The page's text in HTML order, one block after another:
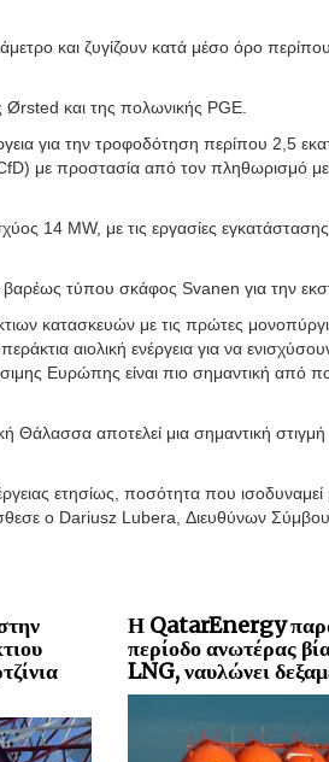
και ζυγίζουν κατά μέσο όρο
Ørsted και της πολωνικής PGE.
για την τροφοδότηση περίπου 2,5
με προστασία από τον πληθωρισμό
14 MW, με τις εργασίες εγκατάστασης
τύπου σκάφος Svanen για την
κατασκευών με τις πρώτες
αιολική ενέργεια για να
Ευρώπης είναι πιο σημαντική από
αποτελεί μια σημαντική στιγμή
ετησίως, ποσότητα που ισοδυναμεί
ο Dariusz Lubera, Διευθύνων
Η QatarEnergy
περίοδο ανωτέρας
LNG, ναυλώνει